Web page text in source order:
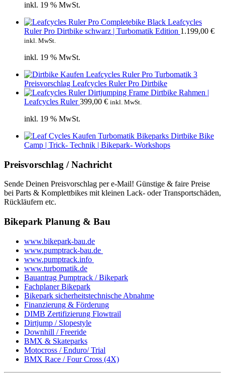
inkl. 19 % MwSt.
Leafcycles
Ruler Pro Dirtbike schwarz | Turbomatik Edition 1.199,00 €
inkl. MwSt.
inkl. 19 % MwSt.
Preisvorschlag Leafcycles Ruler Pro Dirtbike
Dirtbike Rahmen |
Leafcycles Ruler 399,00 € inkl. MwSt.
inkl. 19 % MwSt.
Bike
Camp | Trick- Technik | Bikepark- Workshops
Preisvorschlag / Nachricht
Sende Deinen Preisvorschlag per e-Mail! Günstige & faire Preise
bei Parts & Komplettbikes mit kleinen Lack- oder Transportschäden,
Rückläufern etc.
Bikepark Planung & Bau
www.bikepark-bau.de
www.pumptrack-bau.de
www.pumptrack.info
www.turbomatik.de
Bauantrag Pumptrack / Bikepark
Fachplaner Bikepark
Bikepark sicherheitstechnische Abnahme
Finanzierung & Förderung
DIMB Zertifizierung Flowtrail
Dirtjump / Slopestyle
Downhill / Freeride
BMX & Skateparks
Motocross / Enduro/ Trial
BMX Race / Four Cross (4X)